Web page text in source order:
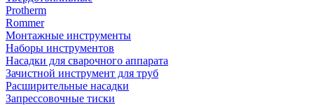
Protherm
Rommer
Монтажные инструменты
Наборы инструментов
Насадки для сварочного аппарата
Зачистной инструмент для труб
Расширительные насадки
Запрессовочные тиски